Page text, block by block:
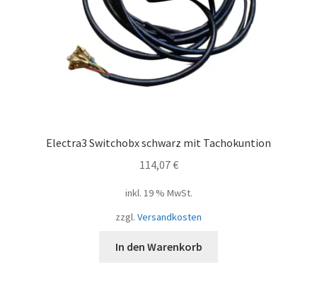
Electra3 Switchobx schwarz mit Tachokuntion
114,07€
inkl. 19 % MwSt.
zzgl. Versandkosten
In den Warenkorb